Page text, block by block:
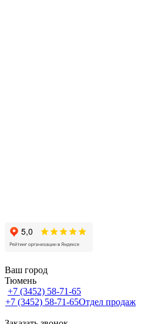
Ваш город
Тюмень
+7 (3452) 58-71-65
+7 (3452) 58-71-65Отдел продаж